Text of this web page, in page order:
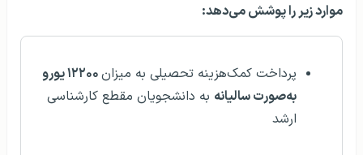
موارد زیر را پوشش می‌دهد:
پرداخت کمک‌هزینه تحصیلی به میزان
۱۲۲۰۰ یورو
به‌صورت سالیانه به دانشجویان مقطع کارشناسی
ارشد